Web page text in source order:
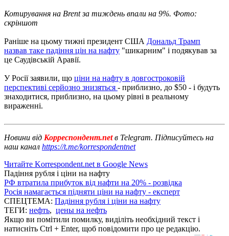
Котирування на Brent за тиждень впали на 9%. Фото:
скріншот
Раніше на цьому тижні президент США Дональд Трамп
назвав таке падіння цін на нафту "шикарним" і подякував за
це Саудівській Аравії.
У Росії заявили, що ціни на нафту в довгостроковій
перспективі серйозно знизяться - приблизно, до $50 - і будуть
знаходитися, приблизно, на цьому рівні в реальному
вираженні.
Новини від Корреспондент.netв Telegram. Підписуйтесь на
наш канал https://t.me/korrespondentnet
Читайте Korrespondent.net в Google News
Падіння рубля і ціни на нафту
РФ втратила прибуток від нафти на 20% - розвідка
Росія намагається підняти ціни на нафту - експерт
СПЕЦТЕМА: Падіння рубля і ціни на нафту
ТЕГИ: нефть, цены на нефть
Якщо ви помітили помилку, виділіть необхідний текст і
натисніть Ctrl + Enter, щоб повідомити про це редакцію.